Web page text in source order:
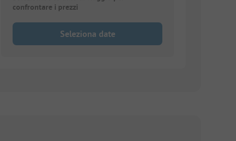
confrontare i prezzi
Seleziona date